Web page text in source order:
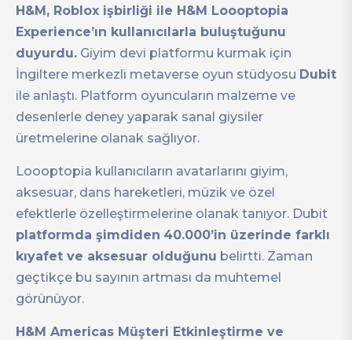
H&M, Roblox işbirliği ile H&M Loooptopia
Experience’ın kullanıcılarla buluştuğunu
duyurdu. Giyim devi platformu kurmak için
İngiltere merkezli metaverse oyun stüdyosu Dubit
ile anlaştı. Platform oyuncuların malzeme ve
desenlerle deney yaparak sanal giysiler
üretmelerine olanak sağlıyor.
Loooptopia kullanıcıların avatarlarını giyim,
aksesuar, dans hareketleri, müzik ve özel
efektlerle özelleştirmelerine olanak tanıyor. Dubit
platformda şimdiden 40.000’in üzerinde farklı
kıyafet ve aksesuar olduğunu belirtti. Zaman
geçtikçe bu sayının artması da muhtemel
görünüyor.
H&M Americas Müşteri Etkinleştirme ve